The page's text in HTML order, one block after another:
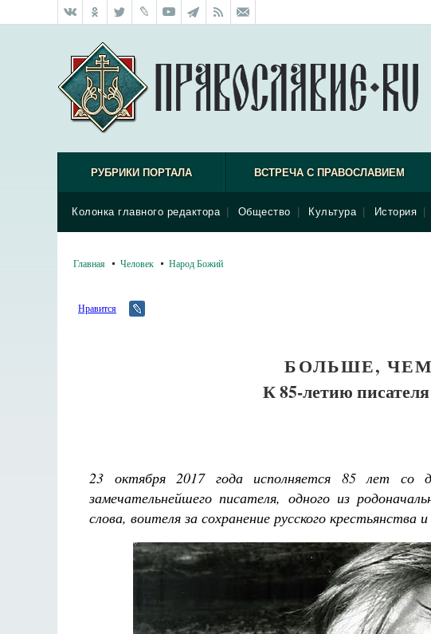
РУБРИКИ ПОРТАЛА ВСТРЕЧА С ПРАВОСЛАВИЕМ
Колонка главного редактора Общество Культура История
Главная Человек Народ Божий
Нравится
БОЛЬШЕ,
К 85-летию
23 октября 2017 года исполняется 85 лет со
замечательнейшего писателя, одного из
слова, воителя за сохранение русского крестьянства